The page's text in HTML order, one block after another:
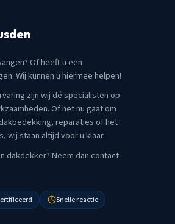
Of heeft u een
Wij kunnen u hiermee helpen!
zijn wij dé specialisten op
Of het nu gaat om
reparaties of het
wij staan altijd voor u klaar.
dakdekker? Neem dan contact
Snelle reactie